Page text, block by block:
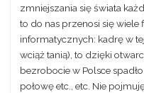
zmniejszania się świata
to do nas przenosi się wiele
informatycznych: kadrę w
wciąż tanią), to dzięki
bezrobocie w Polsce
połowę etc., etc. Nie